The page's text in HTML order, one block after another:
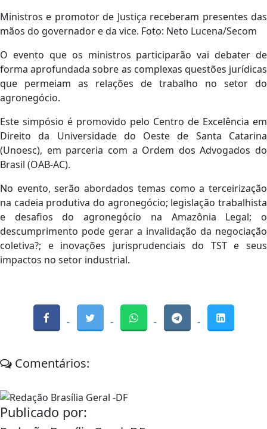
Ministros e promotor de Justiça receberam presentes das
mãos do governador e da vice. Foto: Neto Lucena/Secom
O evento que os ministros participarão vai debater de
forma aprofundada sobre as complexas questões jurídicas
que permeiam as relações de trabalho no setor do
agronegócio.
Este simpósio é promovido pelo Centro de Excelência em
Direito da Universidade do Oeste de Santa Catarina
(Unoesc), em parceria com a Ordem dos Advogados do
Brasil (OAB-AC).
No evento, serão abordados temas como a terceirização
na cadeia produtiva do agronegócio; legislação trabalhista
e desafios do agronegócio na Amazônia Legal; o
descumprimento pode gerar a invalidação da negociação
coletiva?; e inovações jurisprudenciais do TST e seus
impactos no setor industrial.
Comentários:
Publicado por: